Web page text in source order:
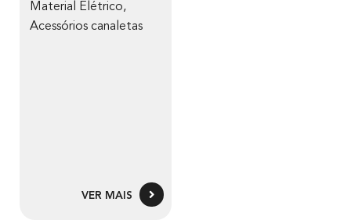
Material Elétrico,
Acessórios canaletas
VER MAIS